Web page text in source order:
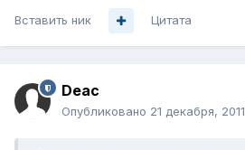
Вставить ник Цитата
Deac
Опубликовано 21 декабря, 2011